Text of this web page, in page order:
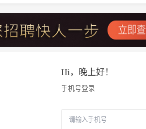
Hi， 晚上好！
手机号登录